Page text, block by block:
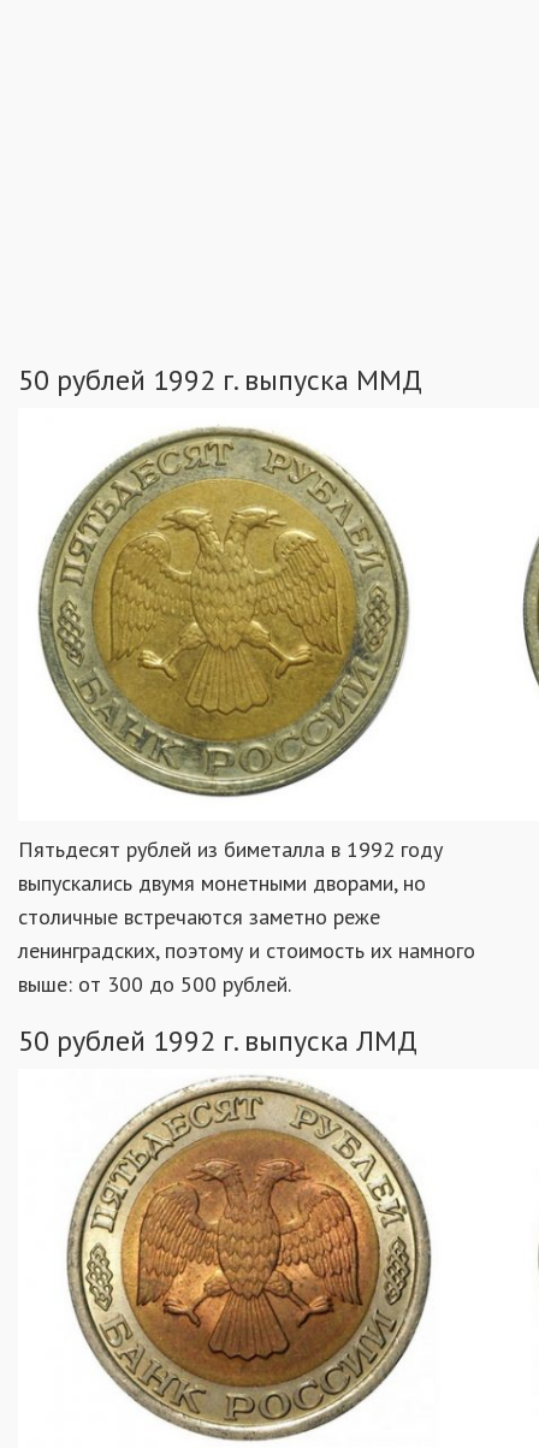
50 рублей 1992 г. выпуска ММД
Пятьдесят рублей из биметалла в 1992 году
выпускались двумя монетными дворами, но
столичные встречаются заметно реже
ленинградских, поэтому и стоимость их намного
выше: от 300 до 500 рублей.
50 рублей 1992 г. выпуска ЛМД